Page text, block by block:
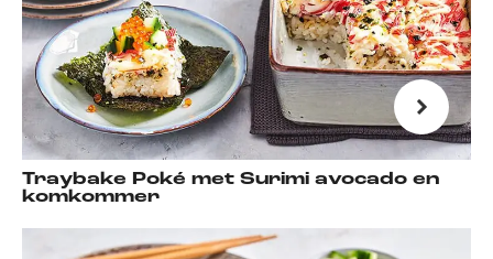
Traybake Poké met Surimi avocado en
komkommer